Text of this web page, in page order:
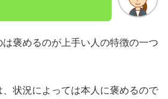
は褒めるのが上手い人の特徴の一つ
状況によっては本人に褒めるので